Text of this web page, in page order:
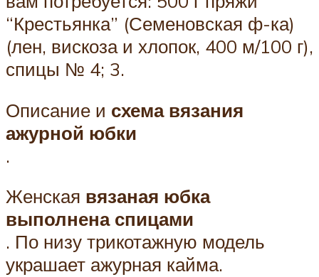
“Крестьянка” (Семеновская ф-ка)
(лен, вискоза и хлопок, 400 м/100 г),
спицы № 4; 3.
Описание и схема вязания
ажурной юбки
.
Женская вязаная юбка
выполнена спицами
. По низу трикотажную модель
украшает ажурная кайма.